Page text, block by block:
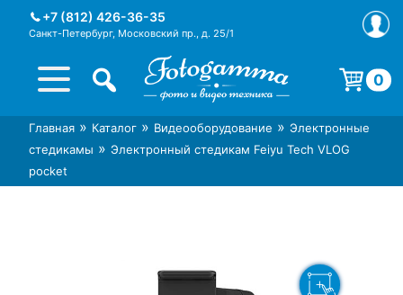
+7 (812) 426-36-35
Санкт-Петербург, Московский пр., д. 25/1
Интернет-магазин фототехники
Foto-Gamma в СПб
Магазин фотоаксессуаров foto-
gamma.ru
0
Корзина пуста.
Главная » Каталог » Видеооборудование » Электронные
стедикамы » Электронный стедикам Feiyu Tech VLOG
pocket